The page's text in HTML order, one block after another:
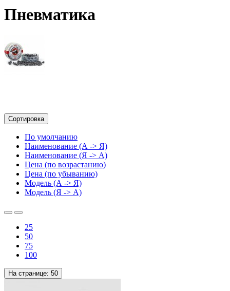
Пневматика
Сортировка
По умолчанию
Наименование (А -> Я)
Наименование (Я -> А)
Цена (по возрастанию)
Цена (по убыванию)
Модель (А -> Я)
Модель (Я -> А)
25
50
75
100
На странице: 50